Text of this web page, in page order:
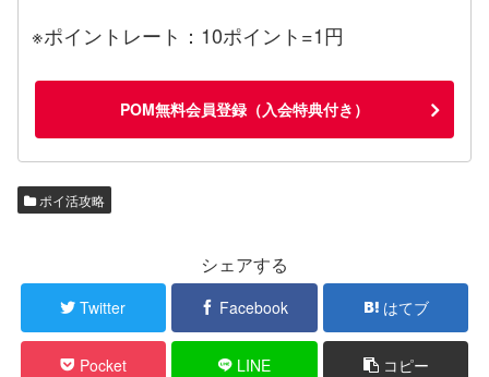
※ポイントレート：10ポイント=1円
POM無料会員登録（入会特典付き）
ポイ活攻略
シェアする
Twitter Facebook はてブ
Pocket LINE コピー